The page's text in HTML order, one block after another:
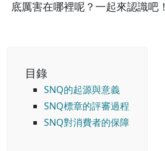
底厲害在哪裡呢？一起來認識吧！
目錄
SNQ的起源與意義
SNQ標章的評審過程
SNQ對消費者的保障